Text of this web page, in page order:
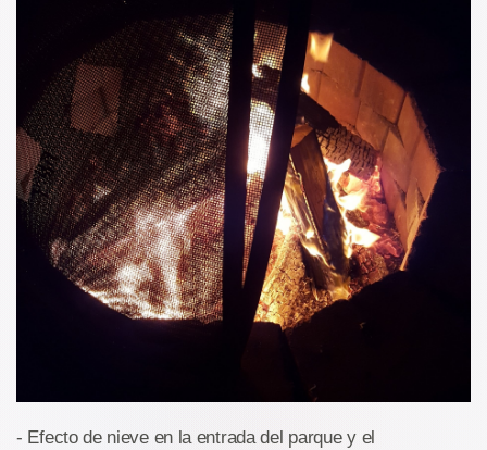
- Efecto de nieve en la entrada del parque y el